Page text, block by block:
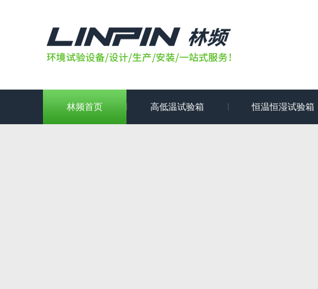
林频首页 高低温试验箱 恒温恒湿试验箱